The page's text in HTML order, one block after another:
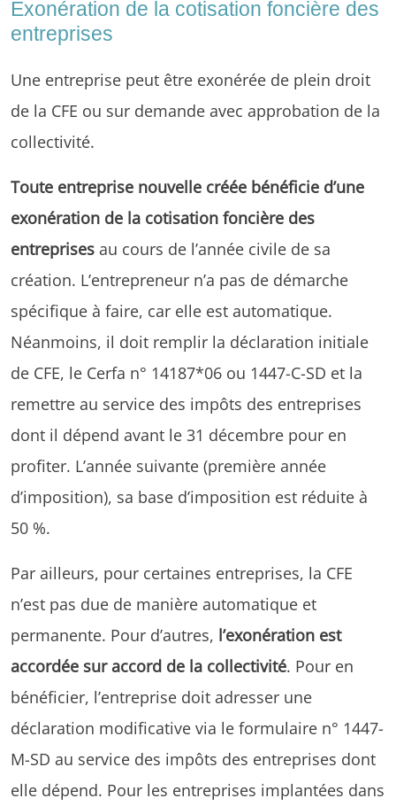
Exonération de la cotisation foncière des
entreprises
Une entreprise peut être exonérée de plein droit
de la CFE ou sur demande avec approbation de la
collectivité.
Toute entreprise nouvelle créée bénéficie d’une
exonération de la cotisation foncière des
entreprises au cours de l’année civile de sa
création. L’entrepreneur n’a pas de démarche
spécifique à faire, car elle est automatique.
Néanmoins, il doit remplir la déclaration initiale
de CFE, le Cerfa n° 14187*06 ou 1447-C-SD et la
remettre au service des impôts des entreprises
dont il dépend avant le 31 décembre pour en
profiter. L’année suivante (première année
d’imposition), sa base d’imposition est réduite à
50 %.
Par ailleurs, pour certaines entreprises, la CFE
n’est pas due de manière automatique et
permanente. Pour d’autres, l’exonération est
accordée sur accord de la collectivité. Pour en
bénéficier, l’entreprise doit adresser une
déclaration modificative via le formulaire n° 1447-
M-SD au service des impôts des entreprises dont
elle dépend. Pour les entreprises implantées dans